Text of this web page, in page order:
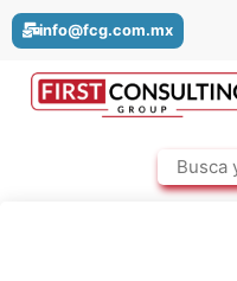
info@fcg.com.mx